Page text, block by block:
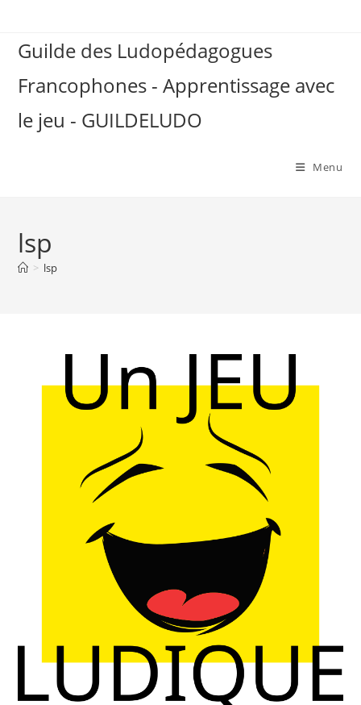
contentGuilde des Ludopédagogues
Francophones - Apprentissage avec
le jeu - GUILDELUDO
Menu
lsp
> lsp